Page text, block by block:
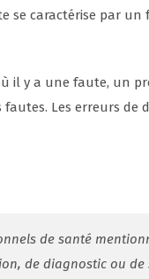
se caractérise par un
il y a une faute, un
Les erreurs
de santé
de diagnostic ou